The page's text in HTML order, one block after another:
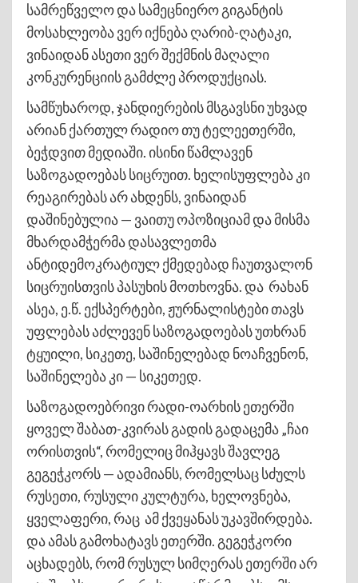
სამრეწველო და სამეცნიერო გიგანტის
მოსახლეობა ვერ იქნება ღარიბ-ღატაკი,
ვინაიდან ასეთი ვერ შექმნის მაღალი
კონკურენციის გამძლე პროდუქციას.
სამწუხაროდ, ჯანდიერების მსგავსნი უხვად
არიან ქართულ რადიო თუ ტელეეთერში,
ბეჭდვით მედიაში. ისინი წამლავენ
საზოგადოებას სიცრუით. ხელისუფლება კი
რეაგირებას არ ახდენს, ვინაიდან
დაშინებულია — ვაითუ ოპოზიციამ და მისმა
მხარდამჭერმა დასავლეთმა
ანტიდემოკრატიულ ქმედებად ჩაუთვალონ
სიცრუისთვის პასუხის მოთხოვნა. და რახან
ასეა, ე.წ. ექსპერტები, ჟურნალისტები თავს
უფლებას აძლევენ საზოგადოებას უთხრან
ტყუილი, სიკეთე, საშინელებად ნოაჩვენონ,
საშინელება კი — სიკეთედ.
საზოგადოებრივი რადი-ოარხის ეთერში
ყოველ შაბათ-კვირას გადის გადაცემა „ჩაი
ორისთვის“, რომელიც მიჰყავს შავლეგ
გეგეჭკორს — ადამიანს, რომელსაც სძულს
რუსეთი, რუსული კულტურა, ხელოვნება,
ყველაფერი, რაც ამ ქვეყანას უკავშირდება.
და ამას გამოხატავს ეთერში. გეგეჭკორი
აცხადებს, რომ რუსულ სიმღერას ეთერში არ